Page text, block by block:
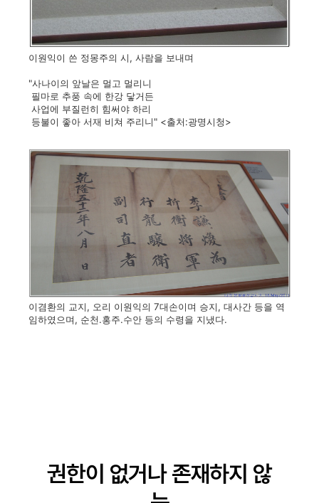
이원익이 쓴 정몽주의 시, 사람을 보내며
"사나이의 앞날은 멀고 멀리니
필마로 추풍 속에 한강 닿거든
사업에 부질런히 힘써야 하리
등불이 좋아 서재 비쳐 주리니" <출처:광명시청>
이겸환의 교지, 오리 이원익의 7대손이며 승지, 대사간 등을 역
임하였으며, 순천.홍주.수안 등의 수령을 지냈다.